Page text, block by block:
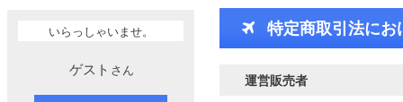
いらっしゃいませ。
ゲスト さん
特定商取引法にお
運営販売者